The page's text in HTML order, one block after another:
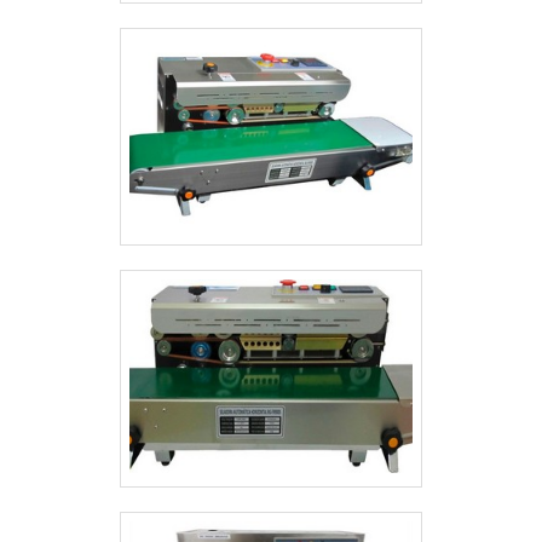
COMPROVADA NO SEGMENTO Apenas
sempre estão à disposição quando se
procura soluções para máquinas
embaladoras, empacotadoras e seladoras.
Sempre de olho no mercado, traz
novidades em itens como seladora de
bandejas e potes para delivery e seladora
para cálices tipo santa ceia com 8
cavidades 110v com ótima qualidade e
precisão. Para tal sucesso, a empresa
investiu em profissionais competentes e
em equipamentos inovadores. A Selpack
Seladoras é uma empresa que tem se
destacado no segmento pela seriedade
e qualidade que garante uma entrega de
excelência de ponta a ponta. .